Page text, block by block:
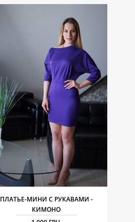
ПЛАТЬЕ-МИНИ С РУКАВАМИ -
КИМОНО